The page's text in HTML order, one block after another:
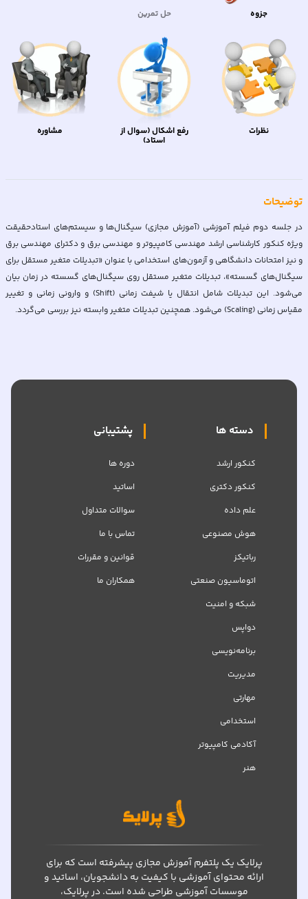
جزوه حل تمرین
نظرات رفع اشکال (سوال از
استاد)
مشاوره
توضیحات
در جلسه دوم فیلم آموزشی (آموزش مجازی) سیگنال‌ها و سیستم‌های استادحقیقت
ویژه کنکور کارشناسی ارشد مهندسی کامپیوتر و مهندسی برق و دکترای مهندسی برق
و نیز امتحانات دانشگاهی و آزمون‌های استخدامی با عنوان «تبدیلات متغیر مستقل برای
سیگنال‌های گسسته»، تبدیلات متغیر مستقل روی سیگنال‌های گسسته در زمان بیان
می‌شود. این تبدیلات شامل انتقال یا شیفت زمانی (Shift) و وارونی زمانی و تغییر
مقیاس زمانی (Scaling) می‌شود. همچنین تبدیلات متغیر وابسته نیز بررسی می‌گردد.
دسته ها
کنکور ارشد
کنکور دکتری
علم داده
هوش مصنوعی
رباتیکز
اتوماسیون صنعتی
شبکه‌ و امنیت
دواپس
برنامه‌نویسی
مدیریت
مهارتی
استخدامی
آکادمی کامپیوتر
هنر
پشتیبانی
دوره ها
اساتید
سوالات متداول
تماس با ما
قوانین و مقررات
همکاران ما
پرلایک یک پلتفرم آموزش مجازی پیشرفته است که برای
ارائه محتوای آموزشی با کیفیت به دانشجویان، اساتید و
موسسات آموزشی طراحی شده است. در پرلایک،